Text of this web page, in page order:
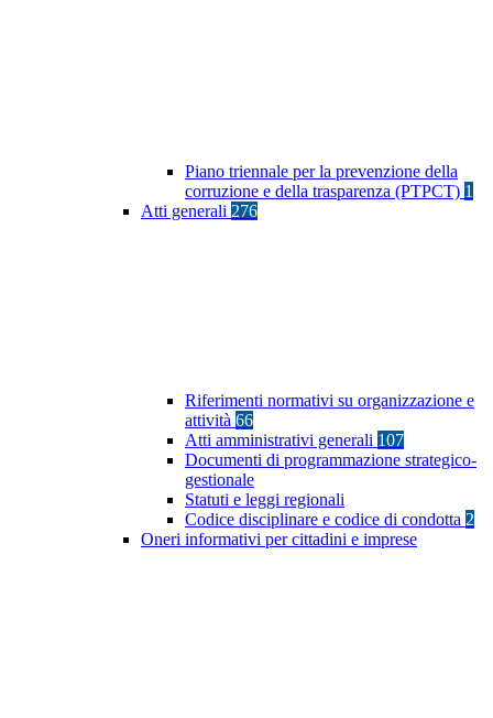
Piano triennale per la prevenzione della
corruzione e della trasparenza (PTPCT) 1
Atti generali 276
Riferimenti normativi su organizzazione e
attività 66
Atti amministrativi generali 107
Documenti di programmazione strategico-
gestionale
Statuti e leggi regionali
Codice disciplinare e codice di condotta 2
Oneri informativi per cittadini e imprese